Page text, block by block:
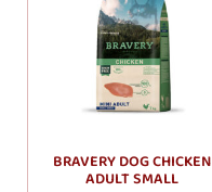
BRAVERY DOG CHICKEN
ADULT SMALL